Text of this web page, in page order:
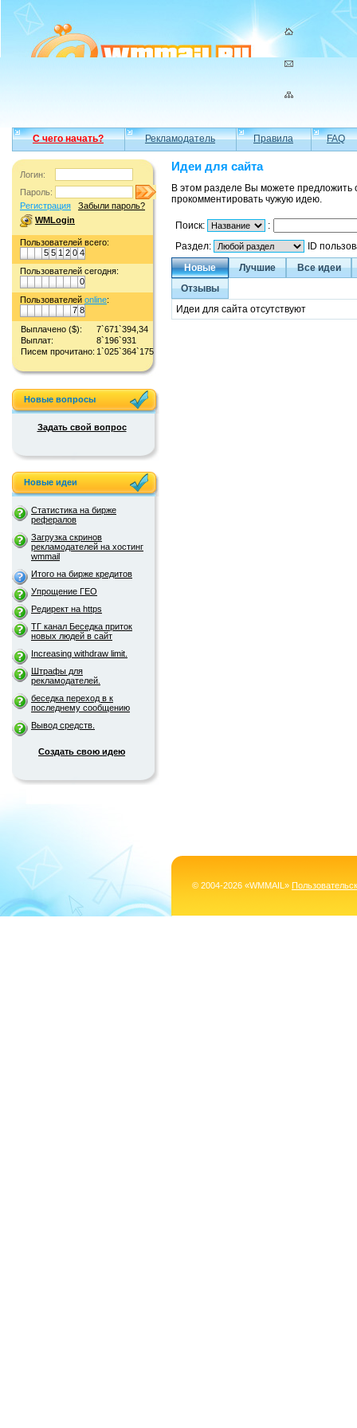
С чего начать? Рекламодатель Правила FAQ
Логин:
Пароль:
Регистрация
Забыли пароль?
WMLogin
Пользователей всего:
5 5 1 2 0 4
Пользователей сегодня:
0
Пользователей online:
7 8
Выплачено ($):
7`671`394,34
Выплат:
8`196`931
Писем прочитано: 1`025`364`175
Новые вопросы
Задать свой вопрос
Новые идеи
Статистика на бирже
рефералов
Загрузка скринов
рекламодателей на хостинг
wmmail
Итого на бирже кредитов
Упрощение ГЕО
Редирект на https
ТГ канал Беседка приток
новых людей в сайт
Increasing withdraw limit.
Штрафы для
рекламодателей.
беседка переход в к
последнему сообщению
Вывод средств.
Создать свою идею
Идеи для сайта
В этом разделе Вы можете
прокомментировать чужую идею.
Поиск:
:
Раздел:
ID
Новые
Лучшие
Все идеи
Отзывы
Идеи для сайта отсутствуют
© 2004-2026 «WMMAIL»